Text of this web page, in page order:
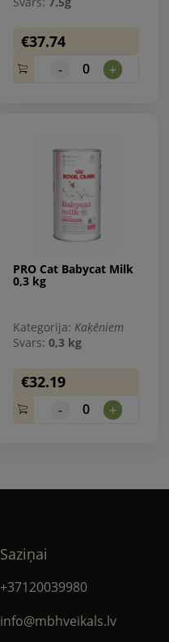
€37.74
- 0 +
PRO Cat Babycat Milk
0,3 kg
Kategorija: Kaķēniem
Svars: 0,3 kg
€32.19
- 0 +
Saziņai
+37120039980
info@mbhveikals.lv